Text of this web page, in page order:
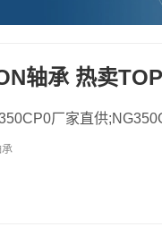
轴承 热卖
厂家直供